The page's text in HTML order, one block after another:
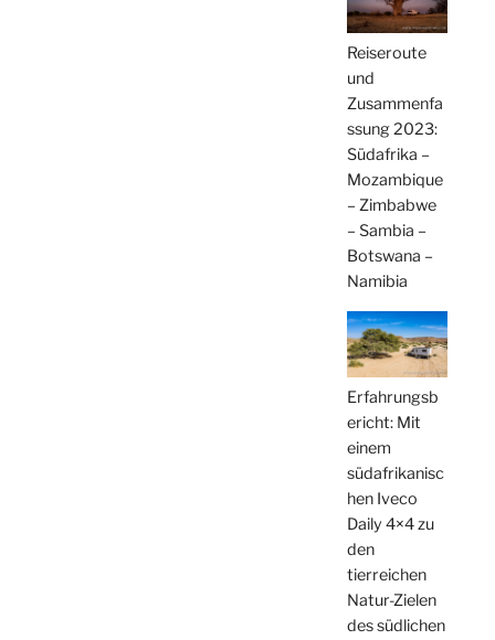
Reiseroute
und
Zusammenfa
ssung 2023:
Südafrika –
Mozambique
– Zimbabwe
– Sambia –
Botswana –
Namibia
Erfahrungsb
ericht: Mit
einem
südafrikanisc
hen Iveco
Daily 4×4 zu
den
tierreichen
Natur-Zielen
des südlichen